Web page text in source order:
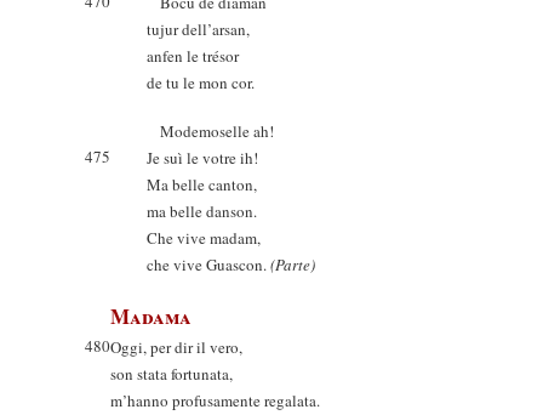
tujur dell’arsan,
anfen le trésor
de tu le mon cor.
Modemoselle ah!
475
Je suì le votre ih!
Ma belle canton,
ma belle danson.
Che vive madam,
che vive Guascon.(Parte)
Madama
480Oggi, per dir il vero,
son stata fortunata,
m’hanno profusamente regalata.